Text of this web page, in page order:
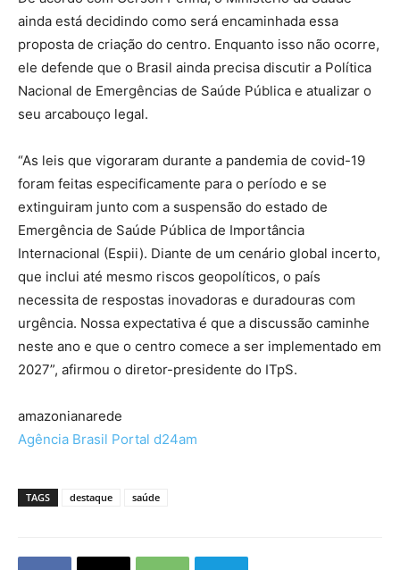
ainda está decidindo como será encaminhada essa
proposta de criação do centro. Enquanto isso não ocorre,
ele defende que o Brasil ainda precisa discutir a Política
Nacional de Emergências de Saúde Pública e atualizar o
seu arcabouço legal.
“As leis que vigoraram durante a pandemia de covid-19
foram feitas especificamente para o período e se
extinguiram junto com a suspensão do estado de
Emergência de Saúde Pública de Importância
Internacional (Espii). Diante de um cenário global incerto,
que inclui até mesmo riscos geopolíticos, o país
necessita de respostas inovadoras e duradouras com
urgência. Nossa expectativa é que a discussão caminhe
neste ano e que o centro comece a ser implementado em
2027”, afirmou o diretor-presidente do ITpS.
amazonianarede
Agência Brasil Portal d24am
TAGS destaque saúde